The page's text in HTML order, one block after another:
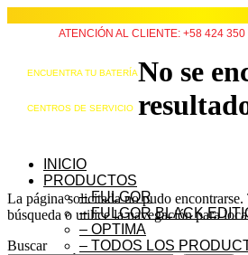
ATENCIÓN AL CLIENTE: +58 424 350
ENCUENTRA TU BATERÍA
CENTROS DE SERVICIO
INICIO
PRODUCTOS
– FULGOR
– FULGOR BLACK
– OPTIMA
– TODOS LOS
No se
La página solicitada no pudo encontrarse.
búsqueda o utilice la navegación para
Buscar